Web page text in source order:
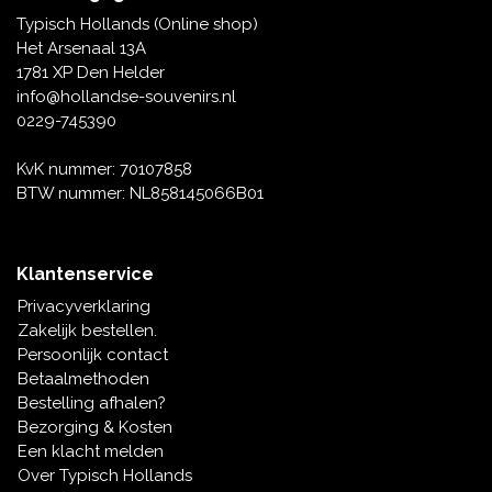
Piet Mondriaan
Maria Sibylla Merian
Jacob Marrel
Fabritius - Het puttertje
Oranje artikelen
Mokken en Pullen
Pillen en Spiegeldoosjes
Theelepels en Schoteltjes
Asbakken
Geschenk-verpakkingen
Fotolijstjes
Opvouwbare Nylon tassen
Toilettassen - Make-up tassen
Rompers en Slabbetjes
Waaiers
Reis - Nekkussens
Delfts blauwe wenskaarten
Delfts blauwe waxinehouders
Delfts blauwe tegels
Delfts blauwe vazen
Delfts blauwe schalen
Delfts blauwe Peper en Zoutstellen
Delfts blauwe servetten
Typisch Hollands (Online shop)
Het Arsenaal 13A
1781 XP Den Helder
info@hollandse-souvenirs.nl
0229-745390
KvK nummer: 70107858
BTW nummer: NL858145066B01
Klantenservice
Privacyverklaring
Zakelijk bestellen.
Persoonlijk contact
Betaalmethoden
Bestelling afhalen?
Bezorging & Kosten
Een klacht melden
Over Typisch Hollands